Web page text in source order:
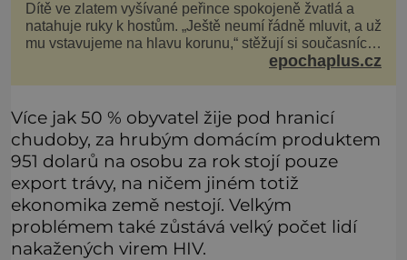
Dítě ve zlatem vyšívané peřince spokojeně žvatlá a
natahuje ruky k hostům. „Ještě neumí řádně mluvit, a už
mu vstavujeme na hlavu korunu,“ stěžují si současníci,
pro které je k neuvěření, že droboučký princ se dnes
epochaplus.cz
Více jak 50 % obyvatel žije pod hranicí
chudoby, za hrubým domácím produktem
951 dolarů na osobu za rok stojí pouze
export trávy, na ničem jiném totiž
ekonomika země nestojí. Velkým
problémem také zůstává velký počet lidí
nakažených virem HIV.